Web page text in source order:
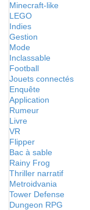
Minecraft-like
LEGO
Indies
Gestion
Mode
Inclassable
Football
Jouets connectés
Enquête
Application
Rumeur
Livre
VR
Flipper
Bac à sable
Rainy Frog
Thriller narratif
Metroidvania
Tower Defense
Dungeon RPG